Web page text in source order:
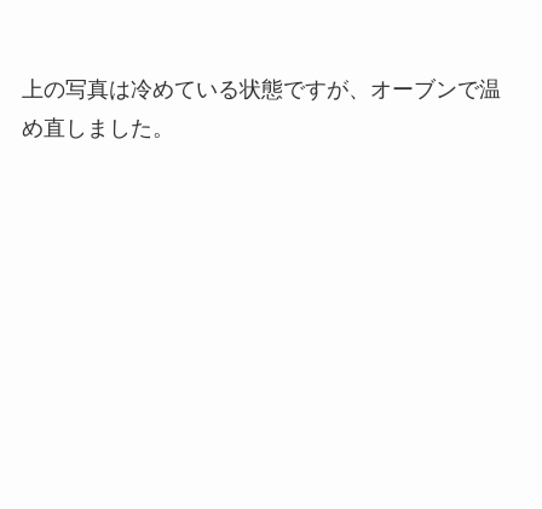
上の写真は冷めている状態ですが、オーブンで温
め直しました。